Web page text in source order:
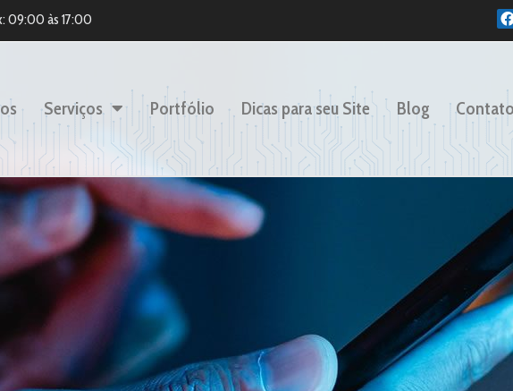
09:00 às 17:00
Serviços Portfólio Dicas para seu Site Blog